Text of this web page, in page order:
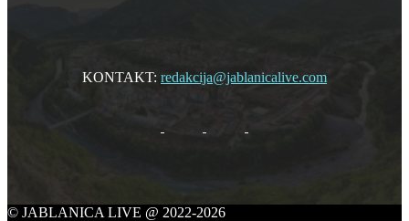
KONTAKT: redakcija@jablanicalive.com
© JABLANICA LIVE @ 2022-2026